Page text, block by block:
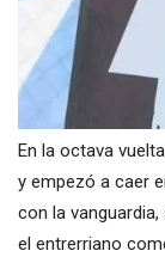
En la octava
y empezó a caer
con la
el entrerriano